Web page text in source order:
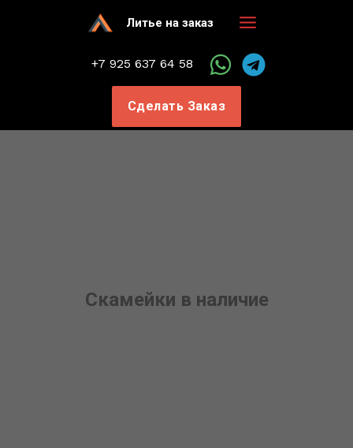
Литье на заказ
Menu
+7 925 637 64 58
Сделать Заказ
Скамейки в наличие